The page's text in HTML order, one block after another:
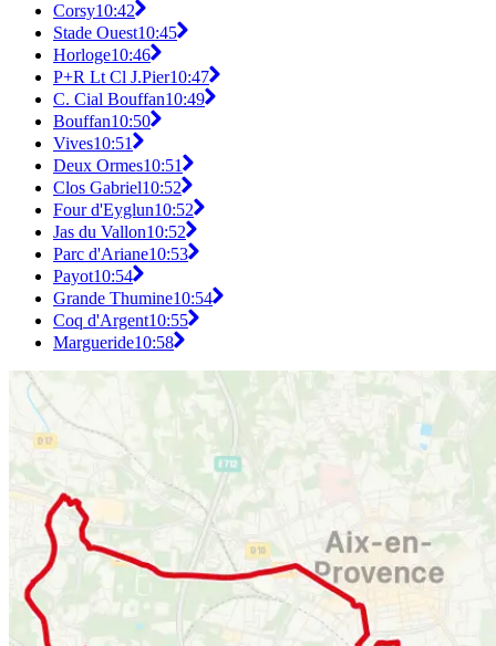
Corsy10:42
Stade Ouest10:45
Horloge10:46
P+R Lt Cl J.Pier10:47
C. Cial Bouffan10:49
Bouffan10:50
Vives10:51
Deux Ormes10:51
Clos Gabriel10:52
Four d'Eyglun10:52
Jas du Vallon10:52
Parc d'Ariane10:53
Payot10:54
Grande Thumine10:54
Coq d'Argent10:55
Margueride10:58